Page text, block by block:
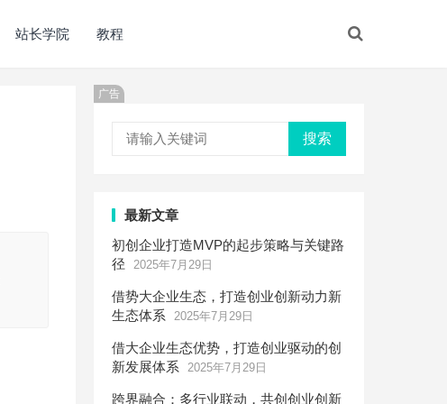
站长学院 教程
广告
搜索
最新文章
初创企业打造MVP的起步策略与关键路
径
2025年7月29日
借势大企业生态，打造创业创新动力新
生态体系
2025年7月29日
借大企业生态优势，打造创业驱动的创
新发展体系
2025年7月29日
跨界融合：多行业联动，共创创业创新